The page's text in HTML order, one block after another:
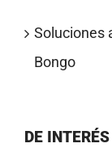
Soluciones
Bongo
DE INTERÉS